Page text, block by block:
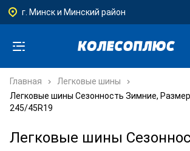
г. Минск и Минский район
Главная
Легковые шины
Легковые шины Сезонность Зимние,
245/45R19
Легковые шины